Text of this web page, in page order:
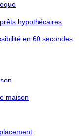
hypothécaires
en 60 secondes
maison